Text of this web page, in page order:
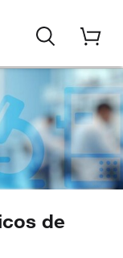
de